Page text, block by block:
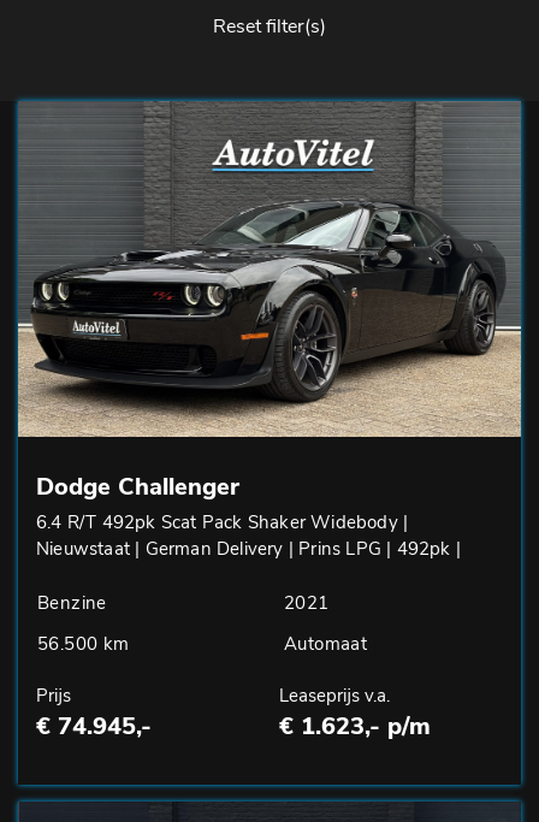
Reset filter(s)
Dodge Challenger
6.4 R/T 492pk Scat Pack Shaker Widebody |
Nieuwstaat | German Delivery | Prins LPG | 492pk |
Benzine
2021
56.500 km
Automaat
Prijs
€ 74.945,-
Leaseprijs v.a.
€ 1.623,- p/m